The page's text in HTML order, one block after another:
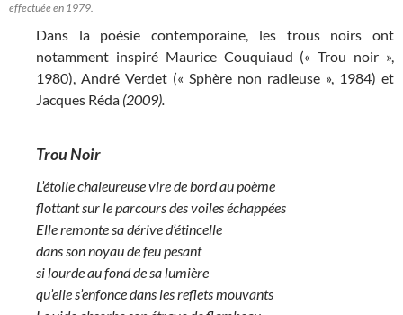
effectuée en 1979.
Dans la poésie contemporaine, les trous noirs ont
notamment inspiré Maurice Couquiaud (« Trou noir »,
1980), André Verdet (« Sphère non radieuse », 1984) et
Jacques Réda (2009).
Trou Noir
L’étoile chaleureuse vire de bord au poème
flottant sur le parcours des voiles échappées
Elle remonte sa dérive d’étincelle
dans son noyau de feu pesant
si lourde au fond de sa lumière
qu’elle s’enfonce dans les reflets mouvants